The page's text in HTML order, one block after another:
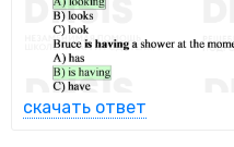
скачать ответ